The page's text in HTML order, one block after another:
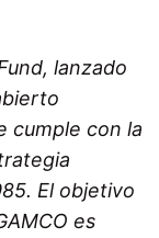
lanzado
cumple con la
El objetivo
es